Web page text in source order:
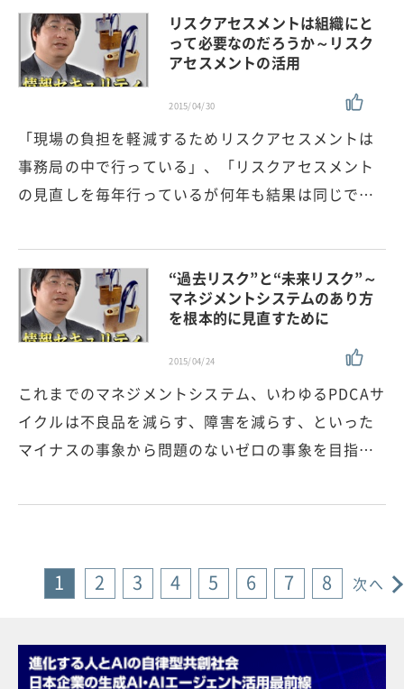
リスクアセスメントは組織にと
って必要なのだろうか～リスク
アセスメントの活用
2015/04/30
「現場の負担を軽減するためリスクアセスメントは
事務局の中で行っている」、「リスクアセスメント
の見直しを毎年行っているが何年も結果は同じで…
“過去リスク”と“未来リスク”～
マネジメントシステムのあり方
を根本的に見直すために
2015/04/24
これまでのマネジメントシステム、いわゆるPDCAサ
イクルは不良品を減らす、障害を減らす、といった
マイナスの事象から問題のないゼロの事象を目指…
1 2 3 4 5 6 7 8 次へ